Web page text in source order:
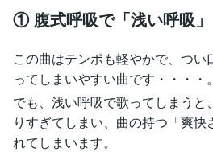
① 腹式呼吸で「浅い呼吸
この曲はテンポも軽やかで、つ
ってしまいやすい曲です・・・・。
でも、浅い呼吸で歌ってしまうと
りすぎてしまい、曲の持つ「爽
れてしまいます。